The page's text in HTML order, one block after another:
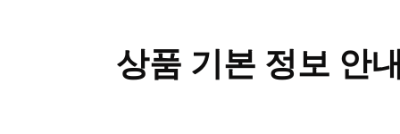
상품 기본 정보 안